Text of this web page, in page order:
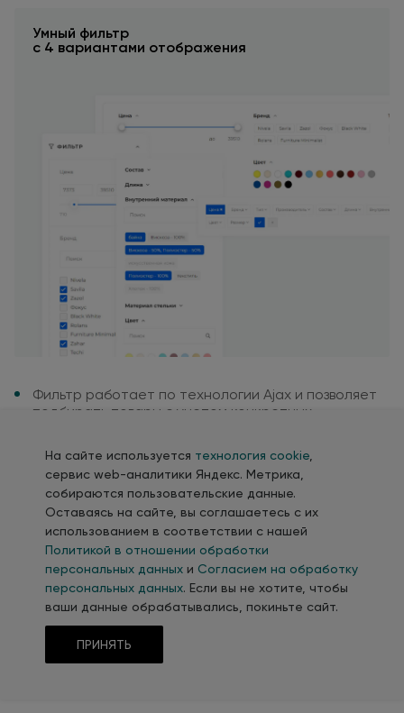
Умный фильтр
с 4 вариантами отображения
Фильтр работает по технологии Ajax и позволяет
подбирать товары с учетом конкретных
Карточка товара
адаптируетсяпод любую
тематику
Карточка товара созданав соответствии с самыми
строгими стандартами юзабилити
чтобы быть максимально понятной
для посетителей иобеспечить
На сайте используется технология cookie
сервис web-аналитики Яндекс. Метрика,
собираются пользовательские данные.
Оставаясь на сайте, вы соглашаетесь с их
использованием в соответствии с нашей
Политикой в отношении обработки
персональных данных и Согласием на обработку
персональных данных. Если вы не хотите, чтобы
ваши данные обрабатывались, покиньте сайт.
ПРИНЯТЬ